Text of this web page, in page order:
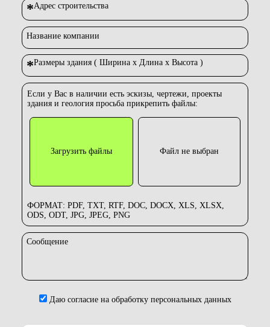
*Адрес строительства
Название компании
*Размеры здания ( Ширина х Длина х Высота )
Если у Вас в наличии есть эскизы, чертежи, проекты
здания и геология просьба прикрепить файлы:
Загрузить файлы Файл не выбран
ФОРМАТ: PDF, TXT, RTF, DOC, DOCX, XLS, XLSX,
ODS, ODT, JPG, JPEG, PNG
Сообщение
Даю согласие на обработку персональных данных